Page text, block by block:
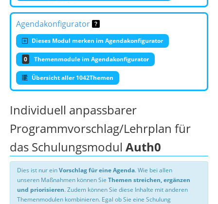
Agendakonfigurator
Dieses Modul merken im Agendakonfigurator
0 Themenmodule im Agendakonfigurator
Übersicht aller 1042Themen
Individuell anpassbarer
Programmvorschlag/Lehrplan für
das Schulungsmodul Auth0
Dies ist nur einVorschlag für eine Agenda. Wie bei allen
unseren Maßnahmen können Sie Themen streichen, ergänzen
und priorisieren. Zudem können Sie diese Inhalte mit anderen
Themenmodulen kombinieren. Egal ob Sie eine Schulung